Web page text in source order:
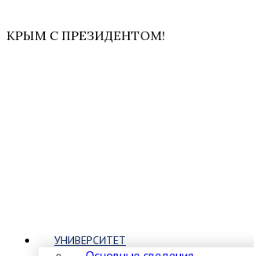
КРЫМ С ПРЕЗИДЕНТОМ!
УНИВЕРСИТЕТ